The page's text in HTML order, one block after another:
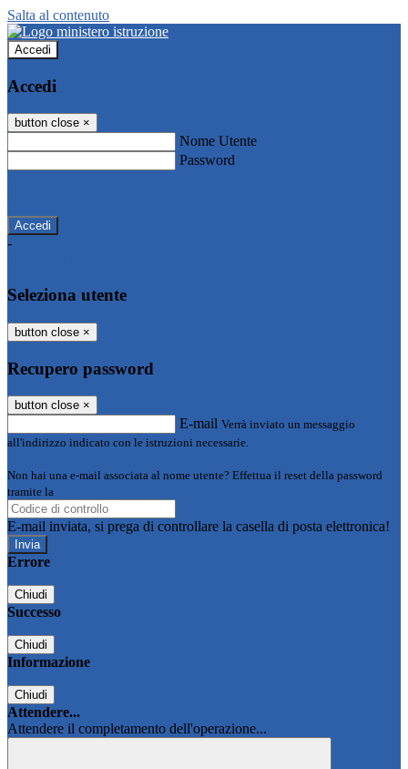
Salta al contenuto
Accedi
Accedi
button close ×
Nome Utente
Password
-
Seleziona utente
button close ×
Recupero password
button close ×
E-mail Verrà inviato un messaggio
all'indirizzo indicato con le istruzioni necessarie.
Non hai una e-mail associata al nome utente? Effettua il reset della password
tramite la
E-mail inviata, si prega di controllare la casella di posta elettronica!
Errore
Chiudi
Successo
Chiudi
Informazione
Chiudi
Attendere...
Attendere il completamento dell'operazione...